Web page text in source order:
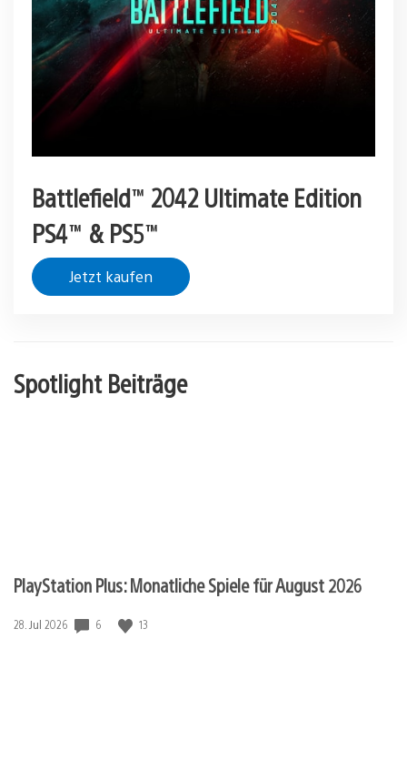
Battlefield™ 2042 Ultimate Edition
PS4™ & PS5™
Jetzt kaufen
Spotlight Beiträge
PlayStation Plus: Monatliche Spiele für August 2026
Veröffentlichungsdatum:
28. Jul 2026 6 13